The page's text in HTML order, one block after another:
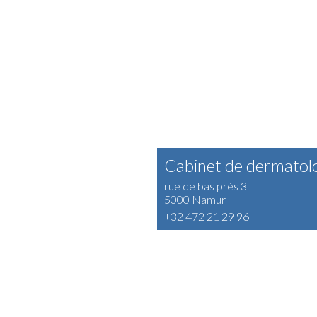
Cabinet de
rue de bas près 3
5000 Namur
+32 472 21 29 96